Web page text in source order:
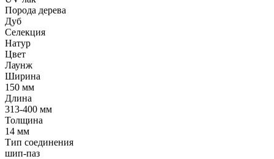
Порода дерева
Дуб
Селекция
Натур
Цвет
Лаунж
Ширина
150 мм
Длина
313-400 мм
Толщина
14 мм
Тип соединения
шип-паз